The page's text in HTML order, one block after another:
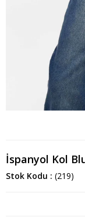
İspanyol Kol
Stok Kodu (219)